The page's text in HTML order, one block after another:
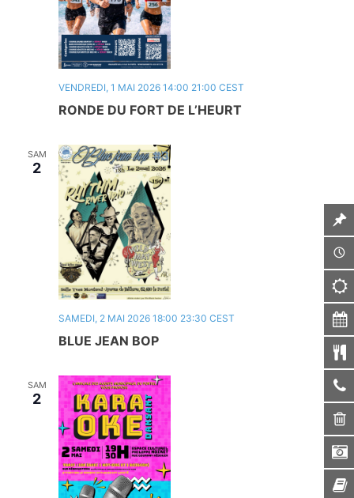
RONDE DU FORT DE L’HEURT
VENDREDI, 1 MAI 2026 14:00 21:00 CEST
SAM
2
BLUE JEAN BOP
SAMEDI, 2 MAI 2026 18:00 23:30 CEST
SAM
2